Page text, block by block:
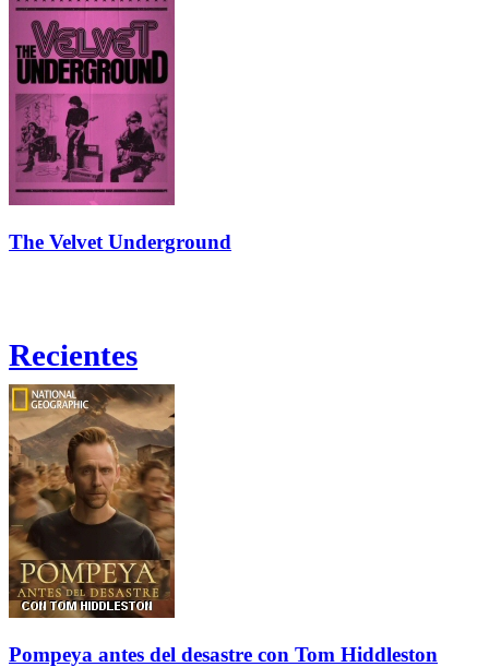
The Velvet Underground
Recientes
Pompeya antes del desastre con Tom Hiddleston